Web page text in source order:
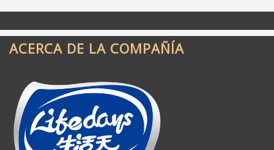
verdaderamente superior
ACERCA DE LA COMPAÑÍA